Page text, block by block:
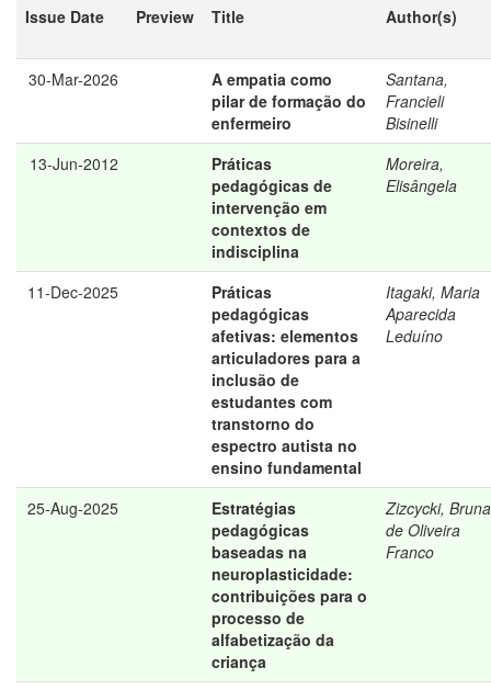
Issue Date
Preview Title Author(s)
30-Mar-2026
A empatia como
pilar de formação do
enfermeiro
Santana,
Francieli
Bisinelli
13-Jun-2012
Práticas
pedagógicas de
intervenção em
contextos de
indisciplina
Moreira,
Elisângela
11-Dec-2025
Práticas
pedagógicas
afetivas: elementos
articuladores para a
inclusão de
estudantes com
transtorno do
espectro autista no
ensino fundamental
Itagaki, Maria
Aparecida
Leduíno
25-Aug-2025
Estratégias
pedagógicas
baseadas na
neuroplasticidade:
contribuições para o
processo de
alfabetização da
criança
Zizcycki, Bruna
de Oliveira
Franco